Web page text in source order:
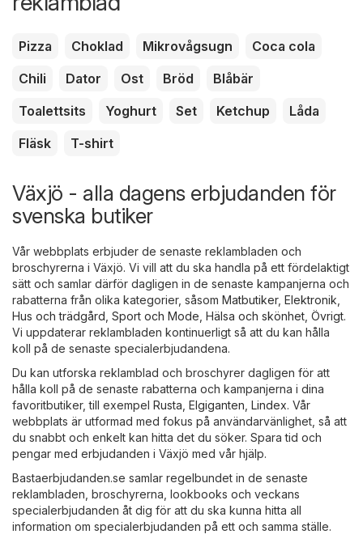
Pizza Choklad Mikrovågsugn
Coca cola
Chili
Dator Ost Bröd
Blåbär
Toalettsits
Yoghurt Set Ketchup
Låda
Fläsk
T-shirt
Växjö - alla dagens erbjudanden för
svenska butiker
Vår webbplats erbjuder de senaste reklambladen och
broschyrerna i Växjö. Vi vill att du ska handla på ett fördelaktigt
sätt och samlar därför dagligen in de senaste kampanjerna och
rabatterna från olika kategorier, såsom Matbutiker, Elektronik,
Hus och trädgård, Sport och Mode, Hälsa och skönhet, Övrigt.
Vi uppdaterar reklambladen kontinuerligt så att du kan hålla
koll på de senaste specialerbjudandena.
Du kan utforska reklamblad och broschyrer dagligen för att
hålla koll på de senaste rabatterna och kampanjerna i dina
favoritbutiker, till exempel Rusta, Elgiganten, Lindex. Vår
webbplats är utformad med fokus på användarvänlighet, så att
du snabbt och enkelt kan hitta det du söker. Spara tid och
pengar med erbjudanden i Växjö med vår hjälp.
Bastaerbjudanden.se samlar regelbundet in de senaste
reklambladen, broschyrerna, lookbooks och veckans
specialerbjudanden åt dig för att du ska kunna hitta all
information om specialerbjudanden på ett och samma ställe.